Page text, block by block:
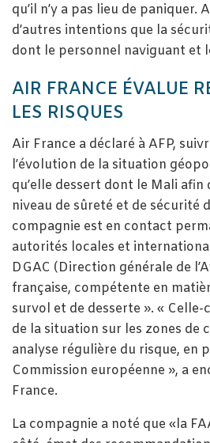
qu’il n’y a pas lieu de paniquer.
d’autres intentions que la
dont le personnel naviguant et
AIR FRANCE ÉVALUE
LES RISQUES
Air France a déclaré à AFP,
l’évolution de la situation
qu’elle dessert dont le Mali afin
niveau de sûreté et de sécurité
compagnie est en contact
autorités locales et
DGAC (Direction générale de
française, compétente en
survol et de desserte ». «
de la situation sur les zones de
analyse régulière du risque, en
Commission européenne », a
France.
La compagnie a noté que «la